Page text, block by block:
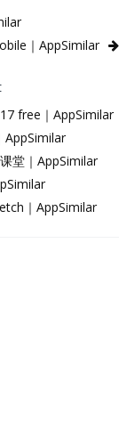
｜AppSimilar
free｜AppSimilar
AppSimilar
堂｜AppSimilar
｜AppSimilar